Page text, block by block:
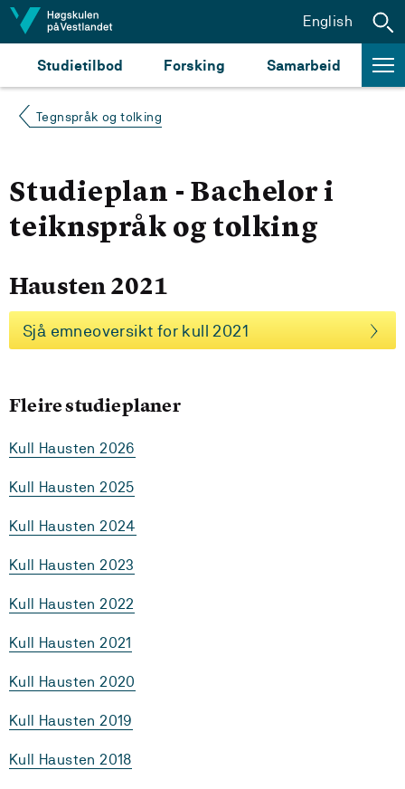
Hopp til innhald
Studietilbod Forsking Samarbeid
English
Tegnspråk og tolking
Studieplan - Bachelor i
teiknspråk og tolking
Hausten 2021
Sjå emneoversikt for kull 2021
Fleire studieplaner
Kull Hausten 2026
Kull Hausten 2025
Kull Hausten 2024
Kull Hausten 2023
Kull Hausten 2022
Kull Hausten 2021
Kull Hausten 2020
Kull Hausten 2019
Kull Hausten 2018